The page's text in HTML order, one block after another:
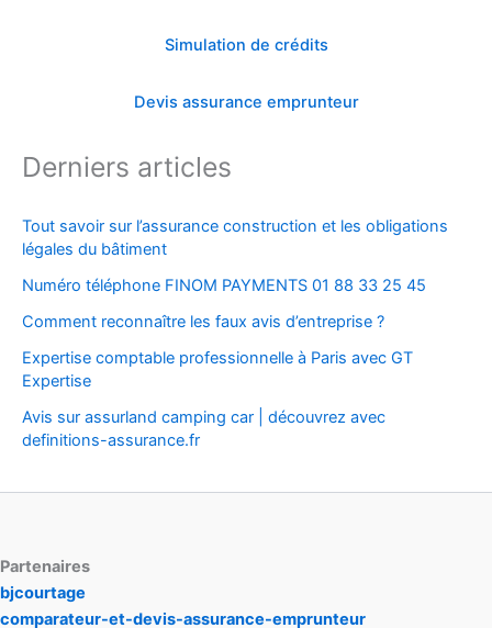
Simulation de crédits
Devis assurance emprunteur
Derniers articles
Tout savoir sur l’assurance construction et les obligations
légales du bâtiment
Numéro téléphone FINOM PAYMENTS 01 88 33 25 45
Comment reconnaître les faux avis d’entreprise ?
Expertise comptable professionnelle à Paris avec GT
Expertise
Avis sur assurland camping car | découvrez avec
definitions-assurance.fr
Partenaires
bjcourtage
comparateur-et-devis-assurance-emprunteur